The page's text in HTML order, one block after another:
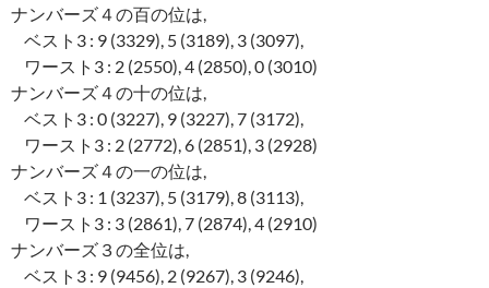
ナンバーズ４の百の位は,
ベスト3 : 9 (3329), 5 (3189), 3 (3097),
ワースト3 : 2 (2550), 4 (2850), 0 (3010)
ナンバーズ４の十の位は,
ベスト3 : 0 (3227), 9 (3227), 7 (3172),
ワースト3 : 2 (2772), 6 (2851), 3 (2928)
ナンバーズ４の一の位は,
ベスト3 : 1 (3237), 5 (3179), 8 (3113),
ワースト3 : 3 (2861), 7 (2874), 4 (2910)
ナンバーズ３の全位は,
ベスト3 : 9 (9456), 2 (9267), 3 (9246),